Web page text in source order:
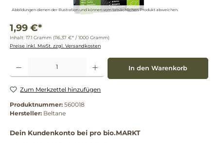
Abbildungen dienen der Illustration und können vom tatsächlichen Produkt abweichen.
1,99 €*
Inhalt: 17.1 Gramm (116,37 €* / 1000 Gramm)
Preise inkl. MwSt. zzgl. Versandkosten
Produkt Anzahl: Gib den gewünschten Wert ein oder benutze die Schaltflächen um
In den Warenkorb
Zum Merkzettel hinzufügen
Produktnummer: 560018
Hersteller: Beltane
Dein Kundenkonto bei pro bio.MARKT